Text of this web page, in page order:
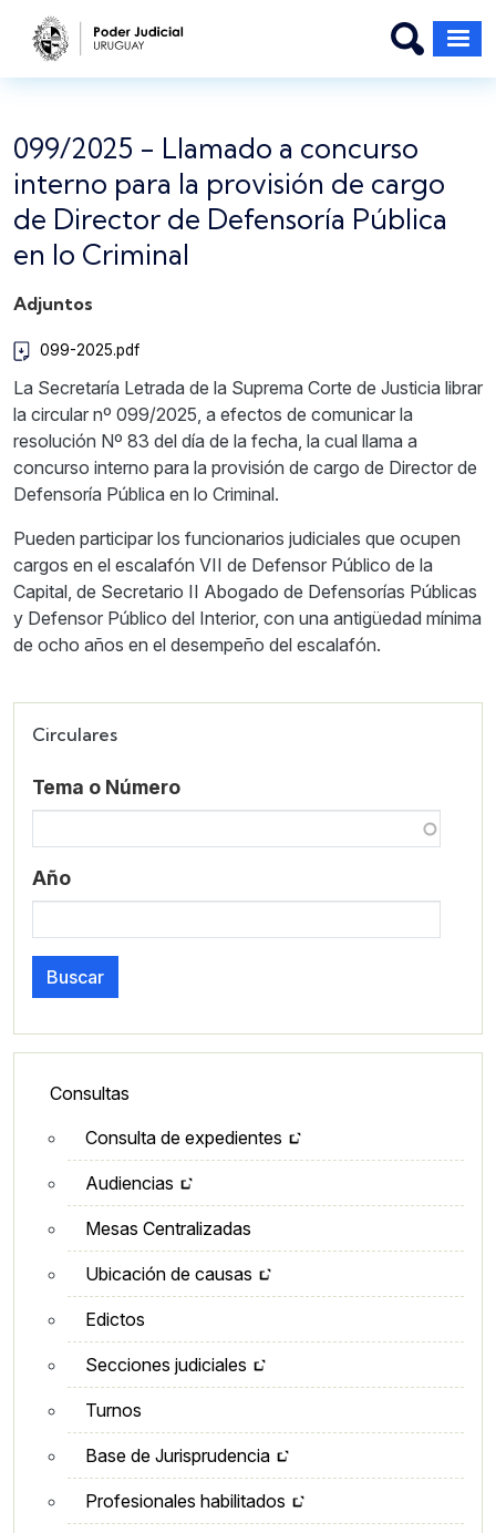
Pasar al contenido principal
099/2025 - Llamado a concurso
interno para la provisión de cargo
de Director de Defensoría Pública
en lo Criminal
Adjuntos
099-2025.pdf
La Secretaría Letrada de la Suprema Corte de Justicia librar
la circular nº 099/2025, a efectos de comunicar la
resolución Nº 83 del día de la fecha, la cual llama a
concurso interno para la provisión de cargo de Director de
Defensoría Pública en lo Criminal.
Pueden participar los funcionarios judiciales que ocupen
cargos en el escalafón VII de Defensor Público de la
Capital, de Secretario II Abogado de Defensorías Públicas
y Defensor Público del Interior, con una antigüedad mínima
de ocho años en el desempeño del escalafón.
Circulares
Tema o Número
Año
Buscar
Lateral - Menú secundario
Consultas
Consulta de expedientes
Audiencias
Mesas Centralizadas
Ubicación de causas
Edictos
Secciones judiciales
Turnos
Base de Jurisprudencia
Profesionales habilitados